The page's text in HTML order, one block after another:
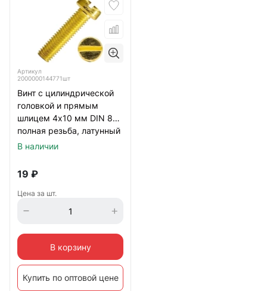
Артикул
2000000144771шт
Винт с цилиндрической
головкой и прямым
шлицем 4х10 мм DIN 84,
полная резьба, латунный
В наличии
19 ₽
Цена за шт.
В корзину
Купить по оптовой цене